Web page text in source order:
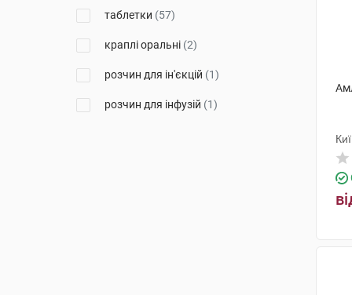
Торрент Фармасьютікалс
КРКА(1)
ПРО. МЕД. ЦС Прага(2)
Балканфарма-Дупниця
таблетки (57)
краплі оральні (2)
розчин для ін'єкцій (1)
розчин для інфузій (1)